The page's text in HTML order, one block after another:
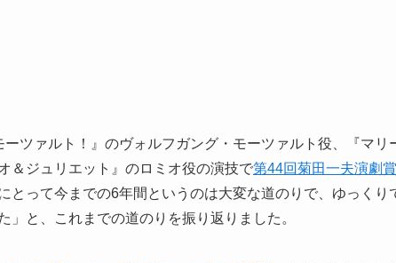
ツァルト！』のヴォルフガング・モーツァルト役、『マリ
＆ジュリエット』のロミオ役の演技で第44回菊田一夫演劇
とって今までの6年間というのは大変な道のりで、ゆっくり
」と、これまでの道のりを振り返りました。